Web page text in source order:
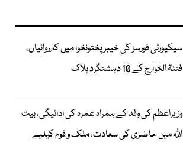
سیکیورٹی فورسز کی خیبر پختونخوا میں کارروائیاں،
فتنۃ الخوارج کے 10 دہشتگرد ہلاک
وزیراعظم کی وفد کے ہمراہ عمرہ کی ادائیگی، بیت
اللہ میں حاضری کی سعادت، ملک و قوم کیلیے